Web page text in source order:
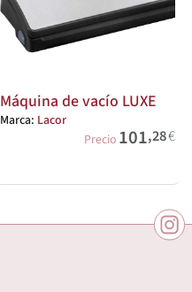
Máquina de vacío LUXE
Marca: Lacor
Precio 101,28€